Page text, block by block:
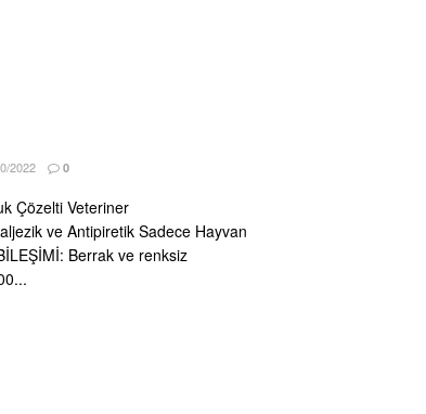
2022 0
Çözelti Veteriner
ve Antipiretik Sadece Hayvan
BİLEŞİMİ: Berrak ve renksiz